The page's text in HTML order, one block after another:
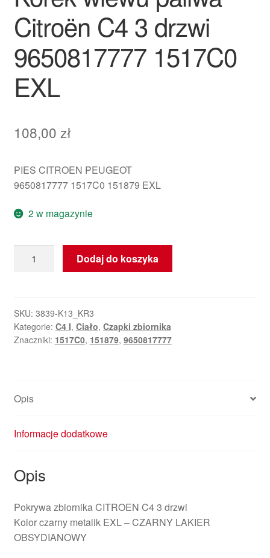
Zasady i warunki
Citroën C4 3 drzwi
9650817777 1517C0
EXL
108,00 zł
PIES CITROEN PEUGEOT
9650817777 1517C0 151879 EXL
2 w magazynie
Korek
Citroën
C4
3
EXL
Dodaj do koszyka
SKU: 3839-K13_KR3
Kategorie: C4 I, Ciało, Czapki zbiornika
Znaczniki: 1517C0, 151879, 9650817777
Opis
Informacje dodatkowe
Opis
Pokrywa zbiornika CITROEN C4 3 drzwi
Kolor czarny metalik EXL – CZARNY LAKIER
OBSYDIANOWY